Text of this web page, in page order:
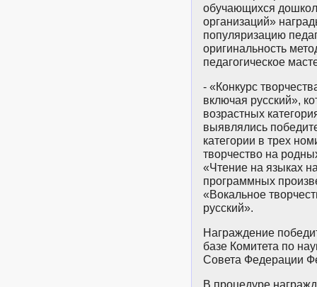
обучающихся
организаций»
популяризацию
оригинальность
педагогическое
- «Конкурс
включая русский»,
возрастных
выявлялись
категории в трех
творчество на
«Чтение на языках
программных
«Вокальное
русский».
Награждение
базе Комитета по
Совета Федерации